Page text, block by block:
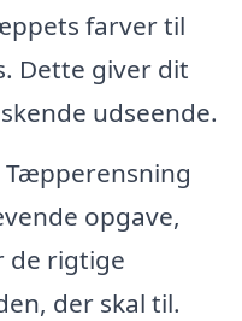
farver til
Dette giver dit
udseende.
Tæpperensning
opgave,
de rigtige
der skal til.